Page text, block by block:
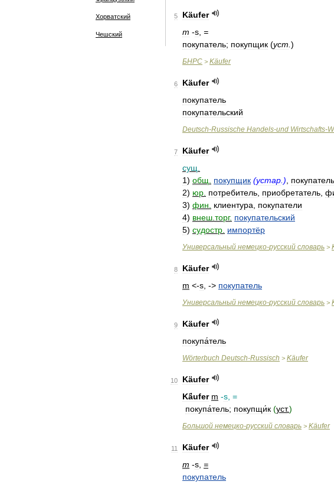
Хорватский
Чешский
5
Käufer
m -s =
покупатель; покупщик (уст )
БНРС > Käufer
6
Käufer
покупатель
покупательский
Deutsch-Russische Handels-und Wirtschafts-
7
Käufer
сущ
1) общ покупщик (устар .)
покупатель
2) юр потребитель приобретатель
3) фин клиентура
покупатели
4) внеш торг. покупательский
5) судостр импортёр
Универсальный немецко-русский словарь >
8
Käufer
m <-s , -> покупатель
Универсальный немецко-русский словарь >
9
Käufer
покупа́тель
Wörterbuch Deutsch-Russisch > Käufer
10
Käufer
Kä́ufer m -s , =
покупа́тель; покупщи́к (уст.)
Большой немецко-русский словарь > Käufer
11
Käufer
m -s =
покупатель